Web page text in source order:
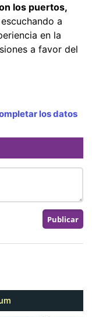
los puertos,
escuchando a
en la
a favor del
los datos